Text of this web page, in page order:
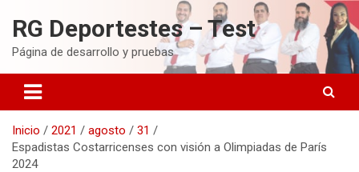
contenido
RG Deportestes – Test
Página de desarrollo y pruebas
Inicio 2021 agosto
31
Espadistas Costarricenses con visión a Olimpiadas de París
2024